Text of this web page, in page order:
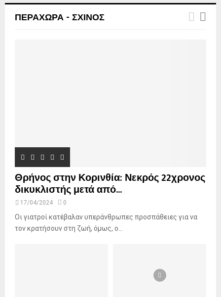
hΠΕΡΑΧΩΡΑ - ΣΧΙΝΟΣ
Θρήνος στην Κορινθία: Νεκρός 22χρονος
δικυκλιστής μετά από...
17/04/2024 0
Οι γιατροί κατέβαλαν υπεράνθρωπες προσπάθειες για να
τον κρατήσουν στη ζωή, όμως, ο...